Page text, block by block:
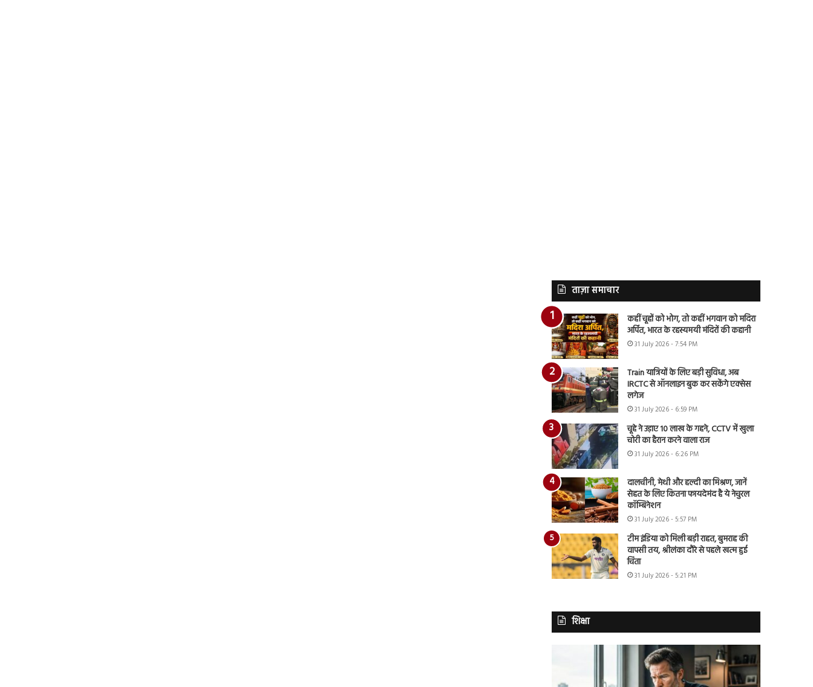
ताज़ा समाचार
कहीं चूहों को भोग, तो कहीं भगवान को मदिरा
अर्पित, भारत के रहस्यमयी मंदिरों की कहानी
31 July 2026 - 7:54 PM
Train यात्रियों के लिए बड़ी सुविधा, अब
IRCTC से ऑनलाइन बुक कर सकेंगे एक्सेस
लगेज
31 July 2026 - 6:59 PM
चूहे ने उड़ाए 10 लाख के गहने, CCTV में खुला
चोरी का हैरान करने वाला राज
31 July 2026 - 6:26 PM
दालचीनी, मेथी और हल्दी का मिश्रण, जानें
सेहत के लिए कितना फायदेमंद है ये नेचुरल
कॉम्बिनेशन
31 July 2026 - 5:57 PM
टीम इंडिया को मिली बड़ी राहत, बुमराह की
वापसी तय, श्रीलंका दौरे से पहले खत्म हुई
चिंता
31 July 2026 - 5:21 PM
शिक्षा